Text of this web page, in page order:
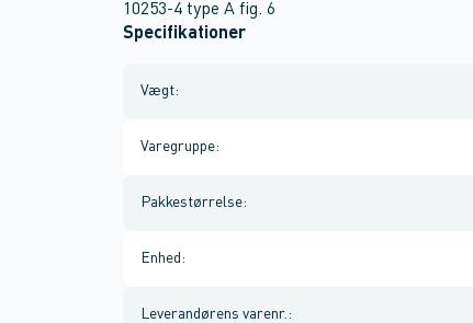
10253-4 type A fig. 6
Specifikationer
Vægt:
Varegruppe:
Pakkestørrelse:
Enhed :
Leverandørens varenr. :